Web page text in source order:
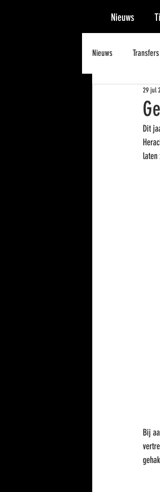
Nieuws
Nieuws Transfers
29 jul
Dit
laten
Bij